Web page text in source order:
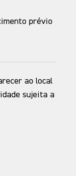
prévio
ao local
sujeita a